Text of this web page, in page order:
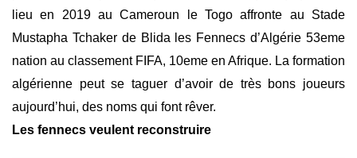
lieu en 2019 au Cameroun le Togo affronte au Stade
Mustapha Tchaker de Blida les Fennecs d’Algérie 53eme
nation au classement FIFA, 10eme en Afrique. La formation
algérienne peut se taguer d’avoir de très bons joueurs
aujourd’hui, des noms qui font rêver.
Les fennecs veulent reconstruire